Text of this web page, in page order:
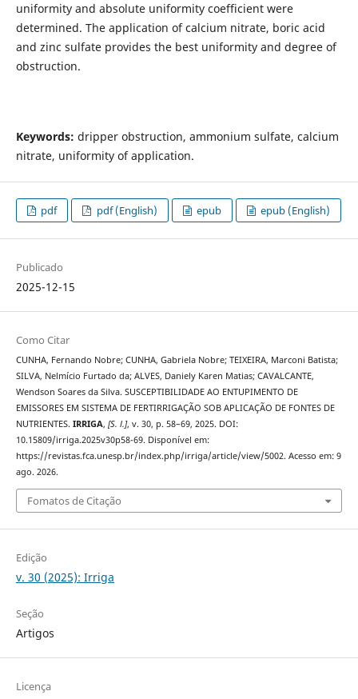
uniformity and absolute uniformity coefficient were
determined. The application of calcium nitrate, boric acid
and zinc sulfate provides the best uniformity and degree of
obstruction.
Keywords: dripper obstruction, ammonium sulfate, calcium
nitrate, uniformity of application.
pdf pdf (English) epub epub (English)
Publicado
2025-12-15
Como Citar
CUNHA, Fernando Nobre; CUNHA, Gabriela Nobre; TEIXEIRA, Marconi Batista;
SILVA, Nelmício Furtado da; ALVES, Daniely Karen Matias; CAVALCANTE,
Wendson Soares da Silva. SUSCEPTIBILIDADE AO ENTUPIMENTO DE
EMISSORES EM SISTEMA DE FERTIRRIGAÇÃO SOB APLICAÇÃO DE FONTES DE
NUTRIENTES. IRRIGA, [S. l.], v. 30, p. 58–69, 2025. DOI:
10.15809/irriga.2025v30p58-69. Disponível em:
https://revistas.fca.unesp.br/index.php/irriga/article/view/5002. Acesso em: 9
ago. 2026.
Fomatos de Citação
Edição
v. 30 (2025): Irriga
Seção
Artigos
Licença